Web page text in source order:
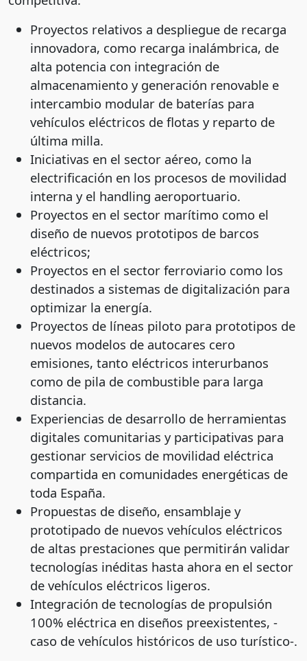
Proyectos relativos a despliegue de recarga
innovadora, como recarga inalámbrica, de
alta potencia con integración de
almacenamiento y generación renovable e
intercambio modular de baterías para
vehículos eléctricos de flotas y reparto de
última milla.
Iniciativas en el sector aéreo, como la
electrificación en los procesos de movilidad
interna y el handling aeroportuario.
Proyectos en el sector marítimo como el
diseño de nuevos prototipos de barcos
eléctricos;
Proyectos en el sector ferroviario como los
destinados a sistemas de digitalización para
optimizar la energía.
Proyectos de líneas piloto para prototipos de
nuevos modelos de autocares cero
emisiones, tanto eléctricos interurbanos
como de pila de combustible para larga
distancia.
Experiencias de desarrollo de herramientas
digitales comunitarias y participativas para
gestionar servicios de movilidad eléctrica
compartida en comunidades energéticas de
toda España.
Propuestas de diseño, ensamblaje y
prototipado de nuevos vehículos eléctricos
de altas prestaciones que permitirán validar
tecnologías inéditas hasta ahora en el sector
de vehículos eléctricos ligeros.
Integración de tecnologías de propulsión
100% eléctrica en diseños preexistentes, -
caso de vehículos históricos de uso turístico-.